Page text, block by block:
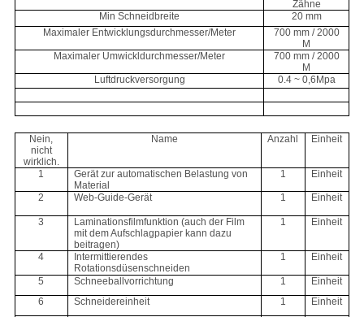
Zähne
Min Schneidbreite
20 mm
Maximaler Entwicklungsdurchmesser/Meter
700 mm / 2000
M
Maximaler Umwickldurchmesser/Meter
700 mm / 2000
M
Luftdruckversorgung
0.4 ~ 0,6Mpa
Nein,
nicht
wirklich.
Name Anzahl Einheit
1
Gerät zur automatischen Belastung von
Material
1 Einheit
2 Web-Guide-Gerät 1 Einheit
3
Laminationsfilmfunktion (auch der Film
mit dem Aufschlagpapier kann dazu
beitragen)
1 Einheit
4
Intermittierendes
Rotationsdüsenschneiden
1 Einheit
5 Schneeballvorrichtung 1
Einheit
6
Schneidereinheit 1 Einheit